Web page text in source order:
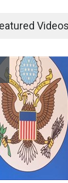
VIH
Santé
Videos